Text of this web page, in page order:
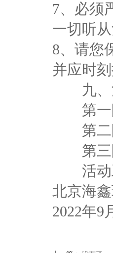
7、必须
一切听
8、请您
并应时
九、
第一
第二
第三
活动工
北京海
2022年9